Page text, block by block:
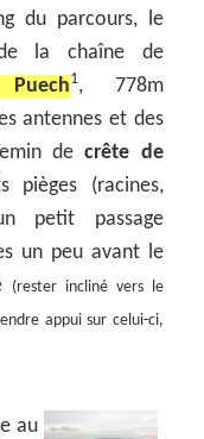
du parcours, le
la chaîne de
1, 778m
antennes et des
decrête de
pièges (racines,
petit passage
un peu avant le
(rester incliné vers le
appui sur celui-ci,
au